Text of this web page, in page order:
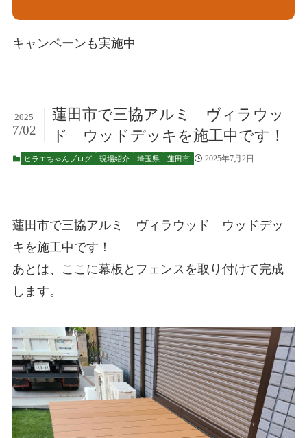
キャンペーンも実施中
蓮田市で三協アルミ ヴィラウッ
ド ウッドデッキを施工中です！
2025
7/02
ヒラエちゃんブログ 現場紹介 埼玉県 蓮田市 2025年7月2日
蓮田市で三協アルミ ヴィラウッド ウッドデッ
キを施工中です！
あとは、ここに幕板とフェンスを取り付けて完成
します。